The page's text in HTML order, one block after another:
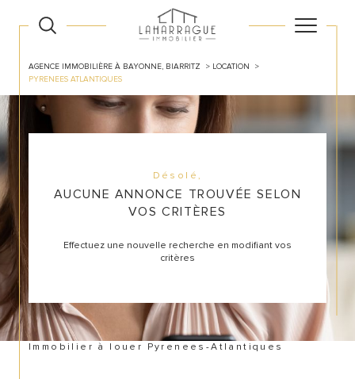
AGENCE IMMOBILIÈRE À BAYONNE, BIARRITZ
LOCATION
PYRENEES ATLANTIQUES
Désolé,
AUCUNE ANNONCE TROUVÉE SELON
VOS CRITÈRES
Effectuez une nouvelle recherche en modifiant vos
critères
Immobilier à louer Pyrenees-Atlantiques